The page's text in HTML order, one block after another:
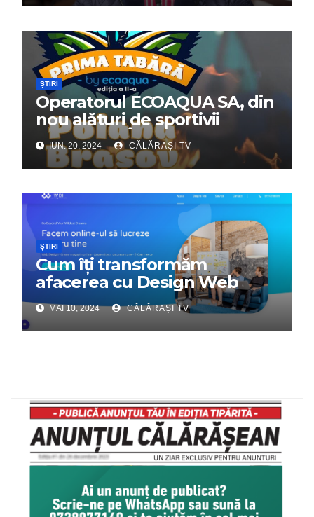
ȘTIRI
Operatorul ECOAQUA SA, din
nou alături de sportivii
călărășeni. Începe „Prima
Tabără”!
IUN. 20, 2024 CĂLĂRAȘI TV
ȘTIRI
Cum îți transformăm
afacerea cu Design Web
Interactiv – Partenerul tău
digital de încredere
MAI 10, 2024 CĂLĂRAȘI TV